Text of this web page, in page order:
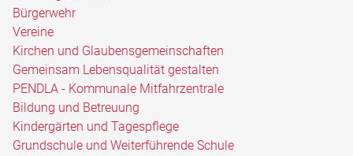
Bürgerwehr
Vereine
Kirchen und Glaubensgemeinschaften
Gemeinsam Lebensqualität gestalten
PENDLA - Kommunale Mitfahrzentrale
Bildung und Betreuung
Kindergärten und Tagespflege
Grundschule und Weiterführende Schule